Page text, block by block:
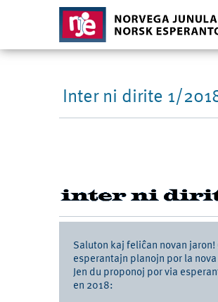
Inter ni dirite 1/
Saluton kaj feliĉan novan
esperantajn planojn por la
Jen du proponoj por via
en 2018: